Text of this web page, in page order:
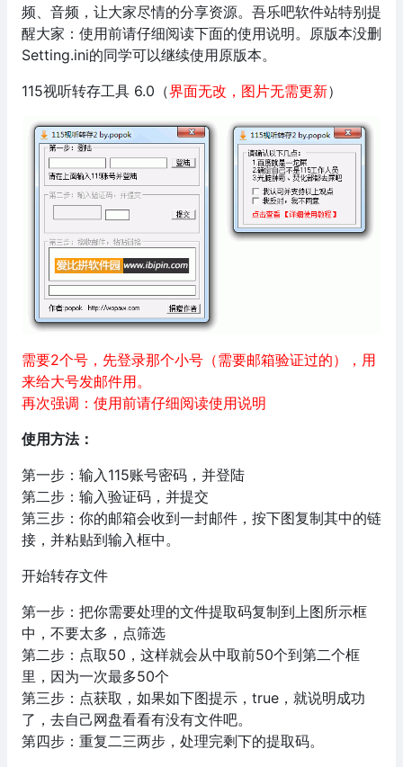
频、音频，让大家尽情的分享资源。吾乐吧软件站特别提
醒大家：使用前请仔细阅读下面的使用说明。原版本没删
Setting.ini的同学可以继续使用原版本。
115视听转存工具 6.0（界面无改，图片无需更新）
需要2个号，先登录那个小号（需要邮箱验证过的），用
来给大号发邮件用。
再次强调：使用前请仔细阅读使用说明
使用方法：
第一步：输入115账号密码，并登陆
第二步：输入验证码，并提交
第三步：你的邮箱会收到一封邮件，按下图复制其中的链
接，并粘贴到输入框中。
开始转存文件
第一步：把你需要处理的文件提取码复制到上图所示框
中，不要太多，点筛选
第二步：点取50，这样就会从中取前50个到第二个框
里，因为一次最多50个
第三步：点获取，如果如下图提示，true，就说明成功
了，去自己网盘看看有没有文件吧。
第四步：重复二三两步，处理完剩下的提取码。